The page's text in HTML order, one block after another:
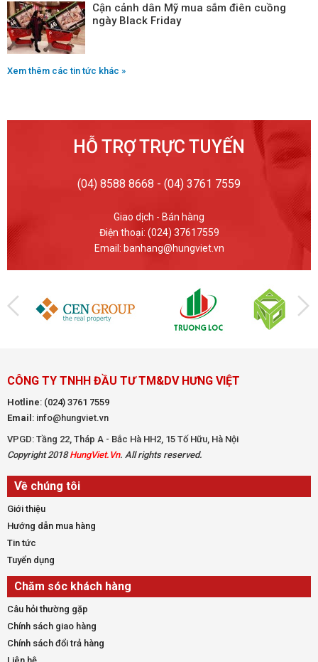
Cận cảnh dân Mỹ mua sắm điên cuồng
ngày Black Friday
Xem thêm các tin tức khác »
HỖ TRỢ TRỰC TUYẾN
(04) 8588 8668 - (04) 3761 7559
Giao dịch - Bán hàng
Điện thoại: (024) 37617559
Email: banhang@hungviet.vn
CÔNG TY TNHH ĐẦU TƯ TM&DV HƯNG VIỆT
Hotline: (024) 3761 7559
Email : info@hungviet.vn
VPGD: Tầng 22, Tháp A - Bắc Hà HH2, 15 Tố Hữu, Hà Nội
Copyright 2018HungViet.Vn. All rights reserved.
Về chúng tôi
Giới thiệu
Hướng dẫn mua hàng
Tin tức
Tuyển dụng
Chăm sóc khách hàng
Câu hỏi thường gặp
Chính sách giao hàng
Chính sách đổi trả hàng